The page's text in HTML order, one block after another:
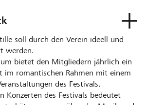
soll durch den Verein ideell und
werden.
bietet den Mitgliedern jährlich ein
im romantischen Rahmen mit einem
des Festivals.
Konzerten des Festivals bedeutet